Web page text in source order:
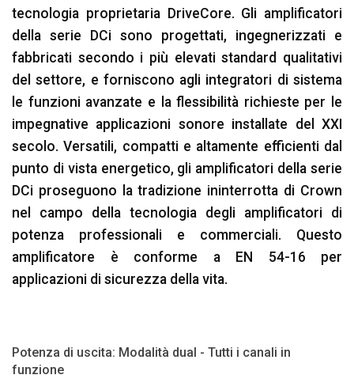
tecnologia proprietaria DriveCore. Gli amplificatori
della serie DCi sono progettati, ingegnerizzati e
fabbricati secondo i più elevati standard qualitativi
del settore, e forniscono agli integratori di sistema
le funzioni avanzate e la flessibilità richieste per le
impegnative applicazioni sonore installate del XXI
secolo. Versatili, compatti e altamente efficienti dal
punto di vista energetico, gli amplificatori della serie
DCi proseguono la tradizione ininterrotta di Crown
nel campo della tecnologia degli amplificatori di
potenza professionali e commerciali. Questo
amplificatore è conforme a EN 54-16 per
applicazioni di sicurezza della vita.
Potenza di uscita: Modalità dual - Tutti i canali in
funzione